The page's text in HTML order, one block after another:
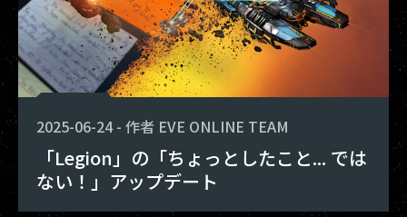
2025-06-24 - 作者 EVE ONLINE TEAM
「Legion」の「ちょっとしたこと... では
ない！」アップデート